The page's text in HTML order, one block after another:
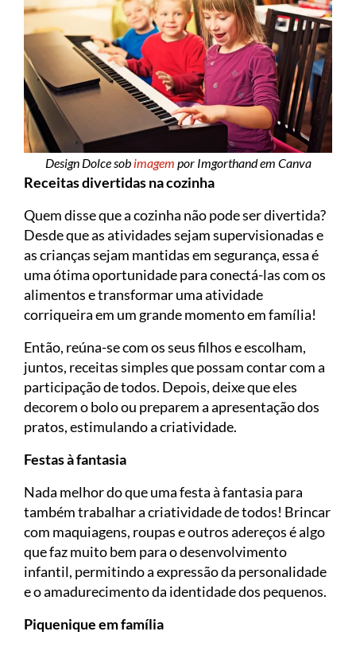
Design Dolce sob imagem por Imgorthand em Canva
Receitas divertidas na cozinha
Quem disse que a cozinha não pode ser divertida?
Desde que as atividades sejam supervisionadas e
as crianças sejam mantidas em segurança, essa é
uma ótima oportunidade para conectá-las com os
alimentos e transformar uma atividade
corriqueira em um grande momento em família!
Então, reúna-se com os seus filhos e escolham,
juntos, receitas simples que possam contar com a
participação de todos. Depois, deixe que eles
decorem o bolo ou preparem a apresentação dos
pratos, estimulando a criatividade.
Festas à fantasia
Nada melhor do que uma festa à fantasia para
também trabalhar a criatividade de todos! Brincar
com maquiagens, roupas e outros adereços é algo
que faz muito bem para o desenvolvimento
infantil, permitindo a expressão da personalidade
e o amadurecimento da identidade dos pequenos.
Piquenique em família